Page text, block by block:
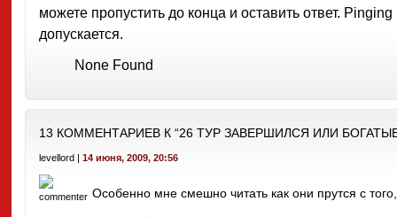
можете пропустить до конца и оставить ответ.
допускается.
None Found
13 КОММЕНТАРИЕВ К “26 ТУР ЗАВЕРШИЛСЯ ИЛИ
levellord | 14 июня, 2009, 20:56
Особенно мне смешно читать как они прутся с